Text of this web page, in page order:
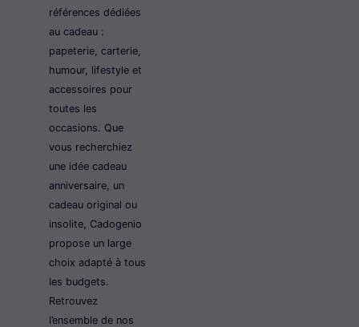
références dédiées
au cadeau :
papeterie, carterie,
humour, lifestyle et
accessoires pour
toutes les
occasions. Que
vous recherchiez
une idée cadeau
anniversaire, un
cadeau original ou
insolite, Cadogenio
propose un large
choix adapté à tous
les budgets.
Retrouvez
l’ensemble de nos